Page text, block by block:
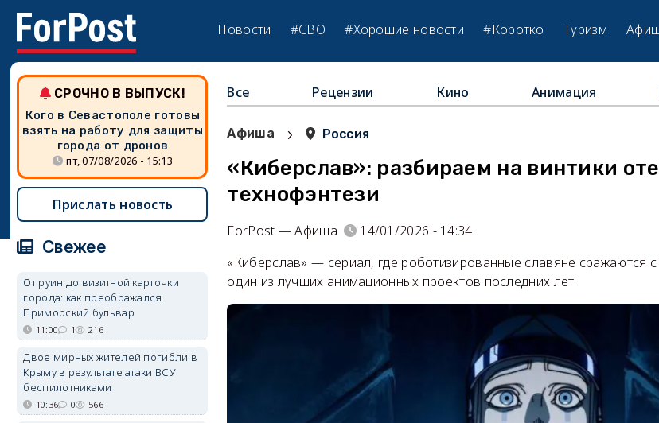
Новости #СВО #Хорошие новости #Коротко Туризм
Все Рецензии Кино Анимация
Афиша › Россия
«Киберслав»: разбираем на винтики
технофэнтези
ForPost — Афиша
14/01/2026 - 14:34
«Киберслав» — сериал, где роботизированные славяне сражаются
один из лучших анимационных проектов последних лет.
СРОЧНО В ВЫПУСК!
Кого в Севастополе готовы
взять на работу для защиты
города от дронов
пт, 07/08/2026 - 15:13
Прислать новость
Свежее
От руин до визитной карточки
города: как преображался
Приморский бульвар
11:00 1 216
Двое мирных жителей погибли в
Крыму в результате атаки ВСУ
беспилотниками
10:36 0 566